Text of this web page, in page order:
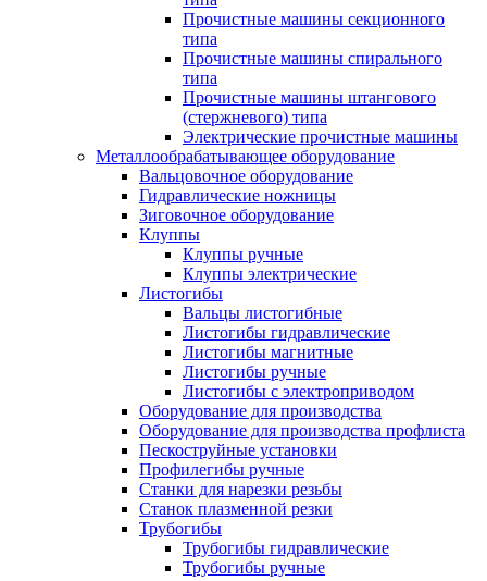
Прочистные машины секционного
типа
Прочистные машины спирального
типа
Прочистные машины штангового
(стержневого) типа
Электрические прочистные машины
Металлообрабатывающее оборудование
Вальцовочное оборудование
Гидравлические ножницы
Зиговочное оборудование
Клуппы
Клуппы ручные
Клуппы электрические
Листогибы
Вальцы листогибные
Листогибы гидравлические
Листогибы магнитные
Листогибы ручные
Листогибы с электроприводом
Оборудование для производства
Оборудование для производства профлиста
Пескоструйные установки
Профилегибы ручные
Станки для нарезки резьбы
Станок плазменной резки
Трубогибы
Трубогибы гидравлические
Трубогибы ручные